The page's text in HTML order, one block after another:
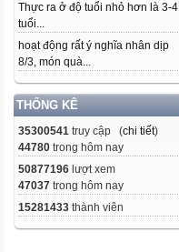
Thực ra ở độ tuổi nhỏ hơn là 3-4
tuổi...
hoạt động rất ý nghĩa nhân dịp
8/3, món quà...
THỐNG KÊ
35300541 truy cập (chi tiết)
44780 trong hôm nay
50877196 lượt xem
47037 trong hôm nay
15281433 thành viên